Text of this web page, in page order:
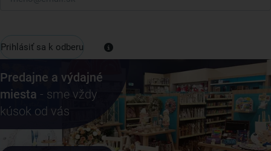
Prihlásiť sa k odberu
Predajne a výdajné
miesta - sme vždy
kúsok od vás